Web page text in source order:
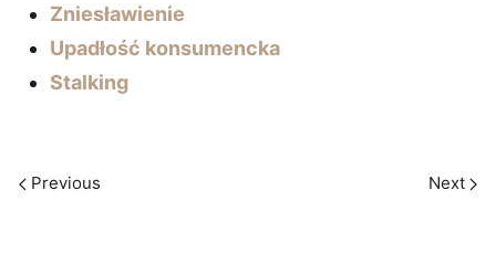
Zniesławienie
Upadłość konsumencka
Stalking
Previous Next